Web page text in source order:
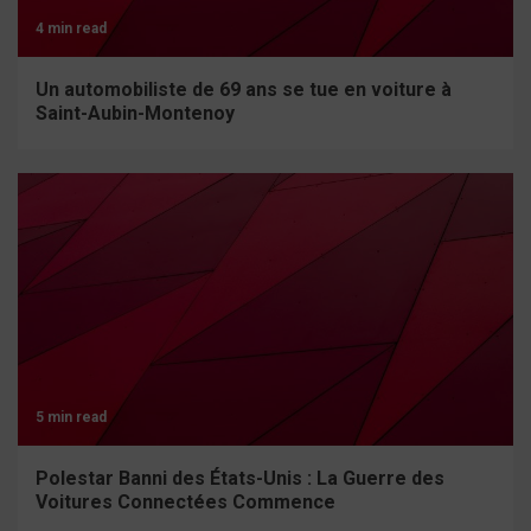
4 min read
Un automobiliste de 69 ans se tue en voiture à
Saint-Aubin-Montenoy
5 min read
Polestar Banni des États-Unis : La Guerre des
Voitures Connectées Commence